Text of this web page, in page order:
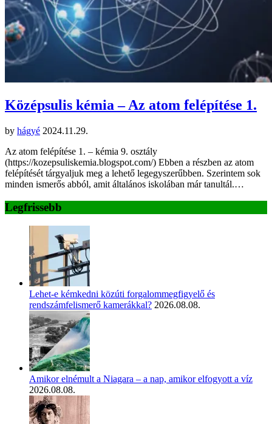
Középsulis kémia – Az atom felépítése 1.
by hágyé 2024.11.29.
Az atom felépítése 1. – kémia 9. osztály
(https://kozepsuliskemia.blogspot.com/) Ebben a részben az atom
felépítését tárgyaljuk meg a lehető legegyszerűbben. Szerintem sok
minden ismerős abból, amit általános iskolában már tanultál.…
Legfrissebb
Lehet-e kémkedni közúti forgalommegfigyelő és
rendszámfelismerő kamerákkal? 2026.08.08.
Amikor elnémult a Niagara – a nap, amikor elfogyott a víz
2026.08.08.